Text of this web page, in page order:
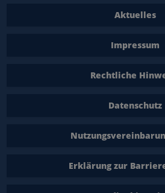
Aktuelles
Impressum
Rechtliche
Datenschutz
Erklärung zur